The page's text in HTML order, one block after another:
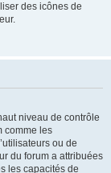
des icônes de
niveau de contrôle
comme les
ou de
du forum a attribuées
les capacités de